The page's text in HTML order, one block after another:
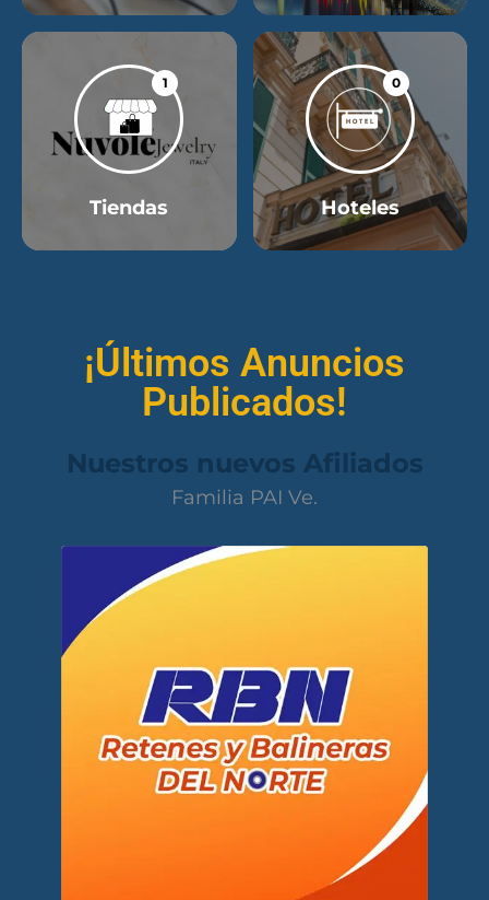
1
Tiendas
0
Hoteles
¡Últimos Anuncios
Publicados!
Nuestros nuevos Afiliados
Familia PAI Ve.